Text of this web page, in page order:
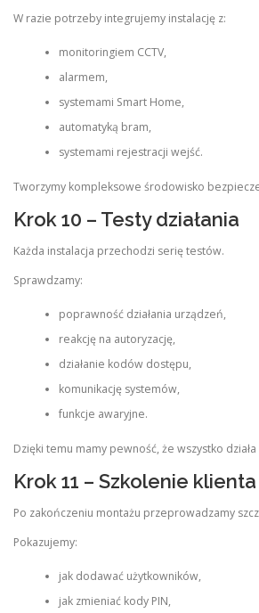
W razie potrzeby integrujemy instalację z:
monitoringiem CCTV,
alarmem,
systemami Smart Home,
automatyką bram,
systemami rejestracji wejść.
Tworzymy kompleksowe środowisko
Krok 10 – Testy działania
Każda instalacja przechodzi serię testów.
Sprawdzamy:
poprawność działania urządzeń,
reakcję na autoryzację,
działanie kodów dostępu,
komunikację systemów,
funkcje awaryjne.
Dzięki temu mamy pewność, że wszystko
Krok 11 – Szkolenie klienta
Po zakończeniu montażu przeprowadzamy
Pokazujemy:
jak dodawać użytkowników,
jak zmieniać kody PIN,